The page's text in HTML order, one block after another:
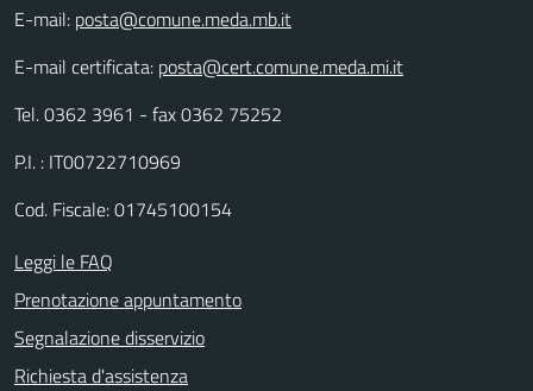
E-mail: posta@comune.meda.mb.it
E-mail certificata: posta@cert.comune.meda.mi.it
Tel. 0362 3961 - fax 0362 75252
P.I. : IT00722710969
Cod. Fiscale: 01745100154
Leggi le FAQ
Prenotazione appuntamento
Segnalazione disservizio
Richiesta d'assistenza